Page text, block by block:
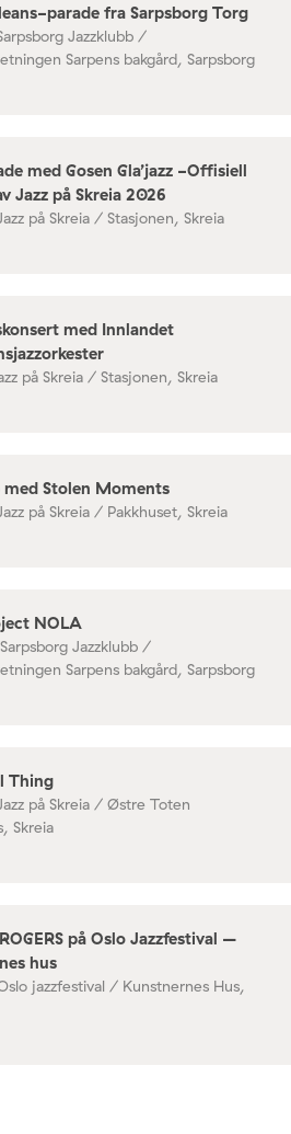
parade fra Sarpsborg Torg
Jazzklubb /
Sarpens bakgård, Sarpsborg
med Gosen Gla’jazz -Offisiell
Jazz på Skreia 2026
på Skreia / Stasjonen, Skreia
med Innlandet
på Skreia / Stasjonen, Skreia
med Stolen Moments
på Skreia / Pakkhuset, Skreia
NOLA
Sarpsborg Jazzklubb /
Sarpens bakgård, Sarpsborg
Thing
på Skreia / Østre Toten
Skreia
på Oslo Jazzfestival –
hus
jazzfestival / Kunstnernes Hus,